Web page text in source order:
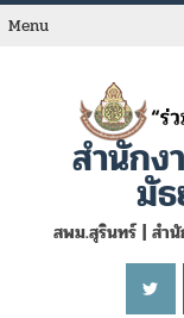
Skip
toMenu
สำนักง
มั
สพม.สุรินทร์ | สำ